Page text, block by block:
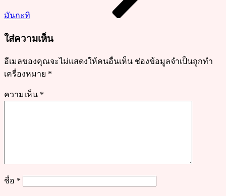
อร่อย
มันกะทิ
ใส่ความเห็น
อีเมลของคุณจะไม่แสดงให้คนอื่นเห็น ช่องข้อมูลจำเป็นถูกทำ
เครื่องหมาย *
ความเห็น *
ชื่อ *